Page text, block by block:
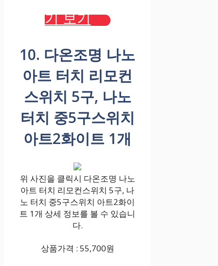
기 보기
10. 다온조명 나노
아트 터치 리모컨
스위치 5구, 나노
터치 중5구스위치
아트2화이트 1개
위 사진을 클릭시 다온조명 나노
아트 터치 리모컨스위치 5구, 나
노 터치 중5구스위치 아트2화이
트 1개 상세 정보를 볼 수 있습니
다.
상품가격 : 55,700원